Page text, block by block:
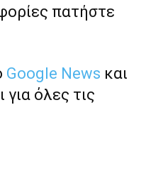
πατήστε
Google News και
όλες τις